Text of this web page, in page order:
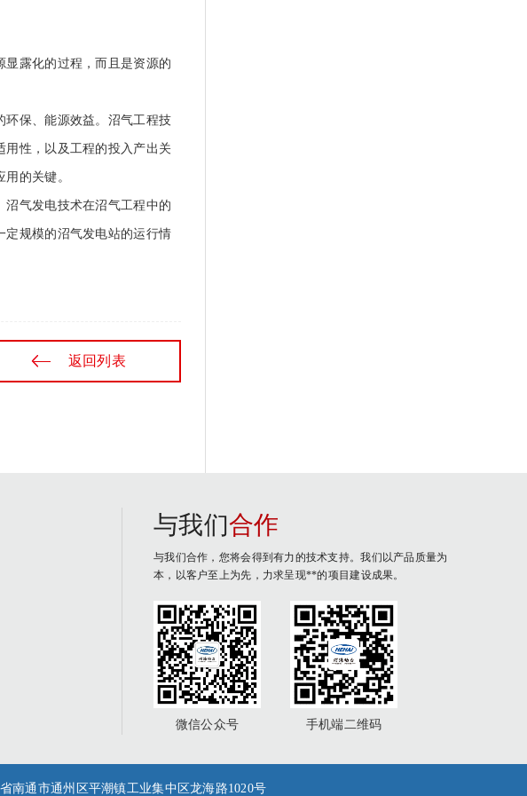
显露化的过程，而且是资源的
环保、能源效益。沼气工程技
用性，以及工程的投入产出关
的关键。
沼气发电技术在沼气工程中的
定规模的沼气发电站的运行情
返回列表
与我们合作
与我们合作，您将会得到有力的技术支持。我们以产品质量为
本，以客户至上为先，力求呈现**的项目建设成果。
微信公众号 手机端二维码
通市通州区平潮镇工业集中区龙海路1020号